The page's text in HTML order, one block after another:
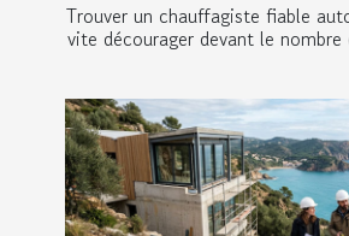
Trouver un chauffagiste fiable
vite décourager devant le